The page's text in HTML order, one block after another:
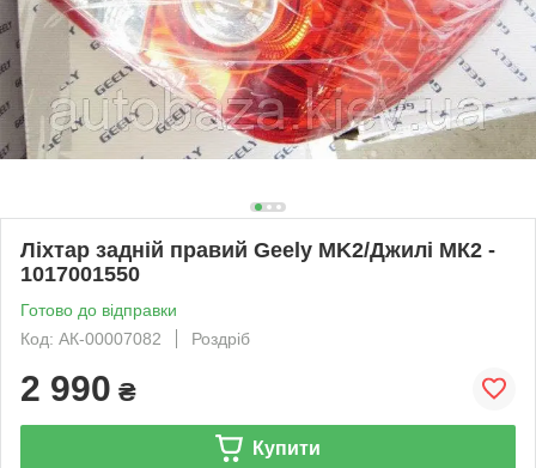
Ліхтар задній правий Geely MK2/Джилі МК2 -
1017001550
Готово до відправки
Код: АК-00007082
Роздріб
2 990 ₴
Купити